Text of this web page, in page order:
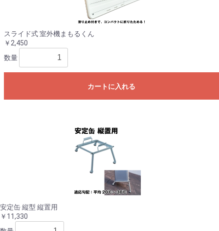
スライド式 室外機まもるくん
￥2,450
数量
カートに入れる
安定缶 縦型 縦置用
￥11,330